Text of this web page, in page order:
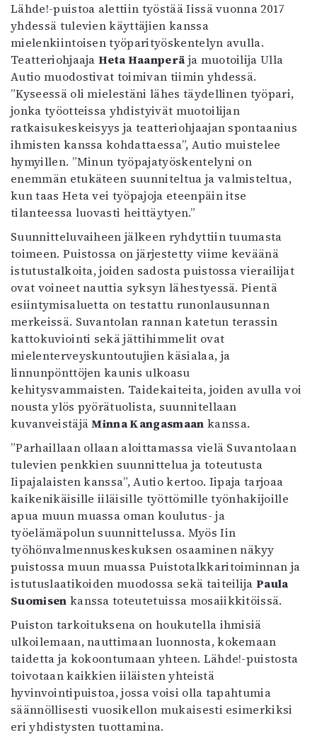
Lähde!-puistoa alettiin työstää Iissä vuonna 2017
yhdessä tulevien käyttäjien kanssa
mielenkiintoisen työparityöskentelyn avulla.
TeatteriohjaajaHeta Haanperä ja muotoilija Ulla
Autio muodostivat toimivan tiimin yhdessä.
”Kyseessä oli mielestäni lähes täydellinen työpari,
jonka työotteissa yhdistyivät muotoilijan
ratkaisukeskeisyys ja teatteriohjaajan spontaanius
ihmisten kanssa kohdattaessa”, Autio muistelee
hymyillen. ”Minun työpajatyöskentelyni on
enemmän etukäteen suunniteltua ja valmisteltua,
kun taas Heta vei työpajoja eteenpäin itse
tilanteessa luovasti heittäytyen.”
Suunnitteluvaiheen jälkeen ryhdyttiin tuumasta
toimeen. Puistossa on järjestetty viime keväänä
istutustalkoita, joiden sadosta puistossa vierailijat
ovat voineet nauttia syksyn lähestyessä. Pientä
esiintymisaluetta on testattu runonlausunnan
merkeissä. Suvantolan rannan katetun terassin
kattokuviointi sekä jättihimmelit ovat
mielenterveyskuntoutujien käsialaa, ja
linnunpönttöjen kaunis ulkoasu
kehitysvammaisten. Taidekaiteita, joiden avulla voi
nousta ylös pyörätuolista, suunnitellaan
kuvanveistäjäMinna Kangasmaan kanssa.
”Parhaillaan ollaan aloittamassa vielä Suvantolaan
tulevien penkkien suunnittelua ja toteutusta
Iipajalaisten kanssa”, Autio kertoo. Iipaja tarjoaa
kaikenikäisille iiläisille työttömille työnhakijoille
apua muun muassa oman koulutus- ja
työelämäpolun suunnittelussa. Myös Iin
työhönvalmennuskeskuksen osaaminen näkyy
puistossa muun muassa Puistotalkkaritoiminnan ja
istutuslaatikoiden muodossa sekä taiteilijaPaula
Suomisen kanssa toteutetuissa mosaiikkitöissä.
Puiston tarkoituksena on houkutella ihmisiä
ulkoilemaan, nauttimaan luonnosta, kokemaan
taidetta ja kokoontumaan yhteen. Lähde!-puistosta
toivotaan kaikkien iiläisten yhteistä
hyvinvointipuistoa, jossa voisi olla tapahtumia
säännöllisesti vuosikellon mukaisesti esimerkiksi
eri yhdistysten tuottamina.